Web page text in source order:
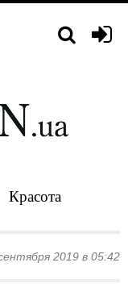
Красота
2019 в 05:42